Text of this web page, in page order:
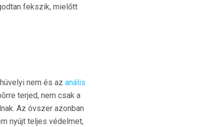
fekszik, mielőtt
nem és az anális
terjed, nem csak a
Az óvszer azonban
nyújt teljes védelmet,